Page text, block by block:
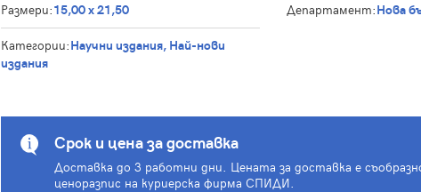
Размери:15,00 х 21,50 Департамент:Нова
Категории:Научни издания, Най-нови
издания
Срок и цена за доставка
Доставка до 3 работни дни. Цената за доставка е
ценоразпис на куриерска фирма СПИДИ.